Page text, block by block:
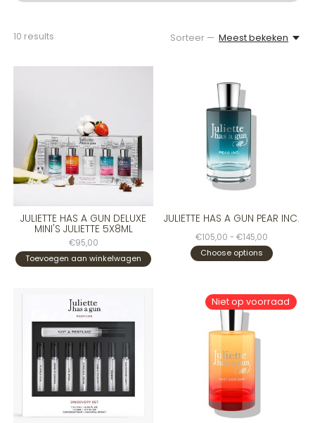
10 results Sorteer — Meest bekeken
JULIETTE HAS A GUN DELUXE
MINI'S JULIETTE 5X8ML
€95,00
Toevoegen aan winkelwagen
JULIETTE HAS A GUN PEAR INC.
€105,00 - €145,00
Choose options
Niet op voorraad